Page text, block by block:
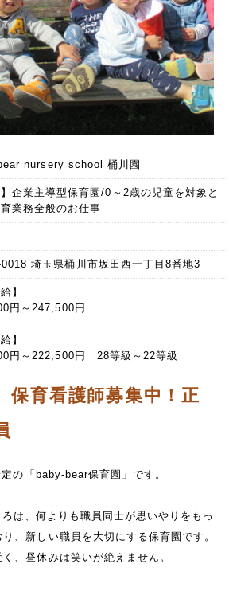
nursery school 桶川園
】企業主導型保育園/0～2歳の児童を対象と
業務全般のお仕事
埼玉県桶川市坂田西一丁目8番地3
】
円～247,500円
】
円～222,500円 28等級～22等級
保育看護師募集中！正
の「baby-bear保育園」です。
は、何よりも職員同士が思いやりをもっ
、新しい職員を大切にする保育園です。
、昼休みは笑いが絶えません。